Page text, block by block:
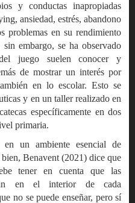
y conductas inapropiadas
ansiedad, estrés, abandono
problemas en su rendimiento
embargo, se ha observado
juego suelen conocer y
de mostrar un interés por
en lo escolar. Esto se
y en un taller realizado en
específicamente en dos
primaria.
un ambiente esencial de
Benavent (2021) dice que
tener en cuenta que las
en el interior de cada
no se puede enseñar, pero sí